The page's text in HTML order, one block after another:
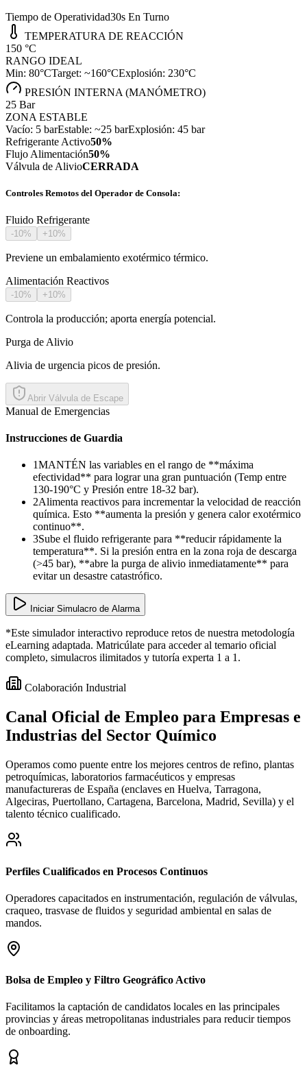
Tiempo de Operatividad30s En Turno
TEMPERATURA DE REACCIÓN
150 °C
RANGO IDEAL
Min: 80°CTarget: ~160°CExplosión: 230°C
PRESIÓN INTERNA (MANÓMETRO)
25 Bar
ZONA ESTABLE
Vacío: 5 barEstable: ~25 barExplosión: 45 bar
Refrigerante Activo50%
Flujo Alimentación50%
Válvula de AlivioCERRADA
Controles Remotos del Operador de Consola:
Fluido Refrigerante
-10% +10%
Previene un embalamiento exotérmico térmico.
Alimentación Reactivos
-10% +10%
Controla la producción; aporta energía potencial.
Purga de Alivio
Alivia de urgencia picos de presión.
Abrir Válvula de Escape
Manual de Emergencias
Instrucciones de Guardia
1MANTÉN las variables en el rango de **máxima
efectividad** para lograr una gran puntuación (Temp entre
130-190°C y Presión entre 18-32 bar).
2Alimenta reactivos para incrementar la velocidad de reacción
química. Esto **aumenta la presión y genera calor exotérmico
continuo**.
3Sube el fluido refrigerante para **reducir rápidamente la
temperatura**. Si la presión entra en la zona roja de descarga
(>45 bar), **abre la purga de alivio inmediatamente** para
evitar un desastre catastrófico.
Iniciar Simulacro de Alarma
*Este simulador interactivo reproduce retos de nuestra metodología
eLearning adaptada. Matricúlate para acceder al temario oficial
completo, simulacros ilimitados y tutoría experta 1 a 1.
Colaboración Industrial
Canal Oficial de Empleo para Empresas e
Industrias del Sector Químico
Operamos como puente entre los mejores centros de refino, plantas
petroquímicas, laboratorios farmacéuticos y empresas
manufactureras de España (enclaves en Huelva, Tarragona,
Algeciras, Puertollano, Cartagena, Barcelona, Madrid, Sevilla) y el
talento técnico cualificado.
Perfiles Cualificados en Procesos Continuos
Operadores capacitados en instrumentación, regulación de válvulas,
craqueo, trasvase de fluidos y seguridad ambiental en salas de
mandos.
Bolsa de Empleo y Filtro Geográfico Activo
Facilitamos la captación de candidatos locales en las principales
provincias y áreas metropolitanas industriales para reducir tiempos
de onboarding.